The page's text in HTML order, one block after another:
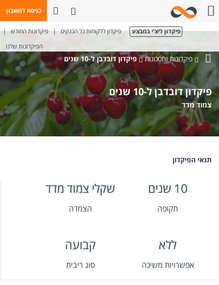
כניסה לחשבון
פתח חיפושחייגו אלינו
פיקדון ליצ'י במבצע פיקדון ללקוחות כל הבנקים | פיקדונות החודש |
הפיקדונות שלנו
בנק
מזרחי-טפחות
פיקדונות וחסכונות פיקדון דובדבן ל-10 שנים
פיקדון דובדבן ל-10 שנים
צמוד מדד
תנאי הפיקדון
תקופה
10 שנים
הצמדה
שקלי צמוד מדד
אפשרויות משיכה
ללא
סוג ריבית
קבועה